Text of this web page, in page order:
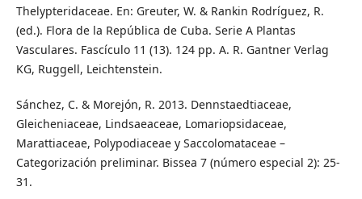
Thelypteridaceae. En: Greuter, W. & Rankin Rodríguez, R.
(ed.). Flora de la República de Cuba. Serie A Plantas
Vasculares. Fascículo 11 (13). 124 pp. A. R. Gantner Verlag
KG, Ruggell, Leichtenstein.
Sánchez, C. & Morejón, R. 2013. Dennstaedtiaceae,
Gleicheniaceae, Lindsaeaceae, Lomariopsidaceae,
Marattiaceae, Polypodiaceae y Saccolomataceae –
Categorización preliminar. Bissea 7 (número especial 2): 25-
31.